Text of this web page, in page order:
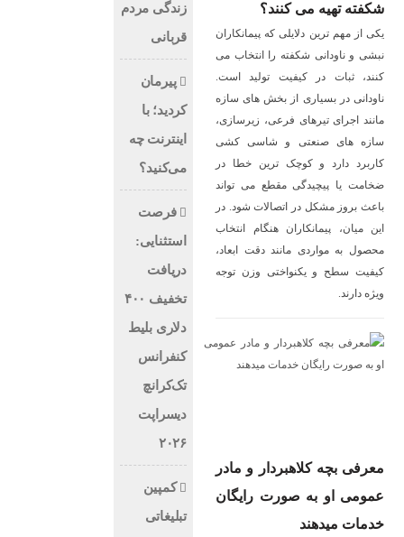
شکفته تهیه می‌ کنند؟
یکی از مهم‌ ترین دلایلی که پیمانکاران
نبشی و ناودانی شکفته را انتخاب می‌
کنند، ثبات در کیفیت تولید است.
ناودانی در بسیاری از بخش‌ های سازه
مانند اجرای تیرهای فرعی، زیرسازی،
سازه‌ های صنعتی و شاسی‌ کشی
کاربرد دارد و کوچک‌ ترین خطا در
ضخامت یا پیچیدگی مقطع می‌ تواند
باعث بروز مشکل در اتصالات شود. در
این میان، پیمانکاران هنگام انتخاب
محصول به مواردی مانند دقت ابعاد،
کیفیت سطح و یکنواختی وزن توجه
ویژه دارند.
معرفی بچه کلاهبردار و مادر
عمومی او به صورت رایگان
خدمات میدهند
زندگی مردم
قربانی
پیرمان
کردید؛ با
اینترنت چه
می‌کنید؟
فرصت
استثنایی:
دریافت
تخفیف ۴۰۰
دلاری بلیط
کنفرانس
تک‌کرانچ
دیسراپت
۲۰۲۶
کمپین
تبلیغاتی